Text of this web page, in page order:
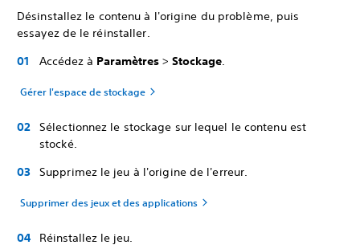
Désinstallez le contenu à l'origine du problème, puis
essayez de le réinstaller.
Accédez à Paramètres > Stockage.
Gérer l'espace de stockage
Sélectionnez le stockage sur lequel le contenu est
stocké.
Supprimez le jeu à l'origine de l'erreur.
Supprimer des jeux et des applications
Réinstallez le jeu.